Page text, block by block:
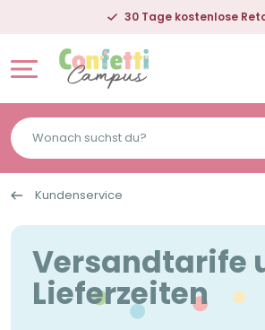
30 Tage kostenlose
Wonach
suchst
du?
Kundenservice
Versandtarife
Lieferzeiten